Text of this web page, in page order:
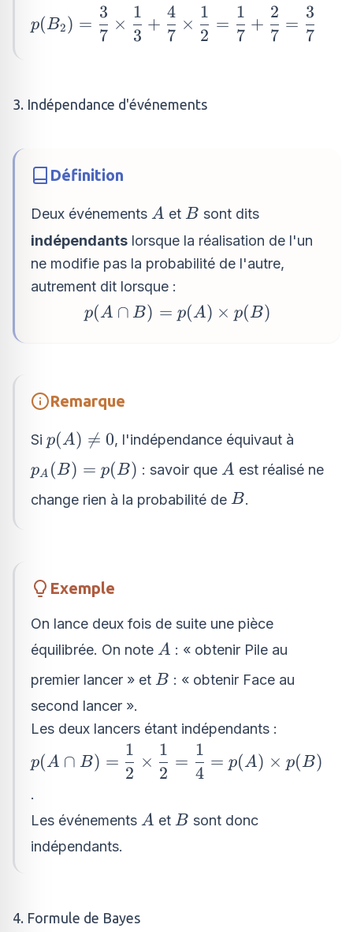
p_{\overline{B_{1}}}
p(B_{2})=\dfrac{3}
{7}\times \dfrac{1}
{2}=\dfrac{1}
{7}+\dfrac{2}
p(B2) =
7
3
×
3
1
+
7
4
×
2
1
=
7
1
+
7
2
=
7
3
3. Indépendance d'événements
Définition
Deux événements A
A et B
B sont dits
indépendants lorsque la réalisation de l'un
ne modifie pas la probabilité de l'autre,
autrement dit lorsque :
p(A \cap
p(A ∩ B) = p(A) × p(B)
Remarque
Si p(A)\neq
0
p(A) 
= 0, l'indépendance équivaut à
p_{A}
pA (B) = p(B) : savoir que A
A est réalisé ne
change rien à la probabilité de B
B.
Exemple
On lance deux fois de suite une pièce
équilibrée. On note A
A : « obtenir Pile au
premier lancer » et B
B : « obtenir Face au
second lancer ».
Les deux lancers étant indépendants :
p(A \cap
B)=\dfrac{1}
{2}\times
\dfrac{1}
{2}=\dfrac{1}
{4}=p(A)\times
p(A ∩ B) =
2
1
×
2
1
=
4
1
= p(A) × p(B)
.
Les événements A
A et B
B sont donc
indépendants.
4. Formule de Bayes